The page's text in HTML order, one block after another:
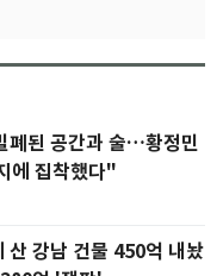
폐된 공간과 술…황정민
에 집착했다"
산 강남 건물 450억 내놨